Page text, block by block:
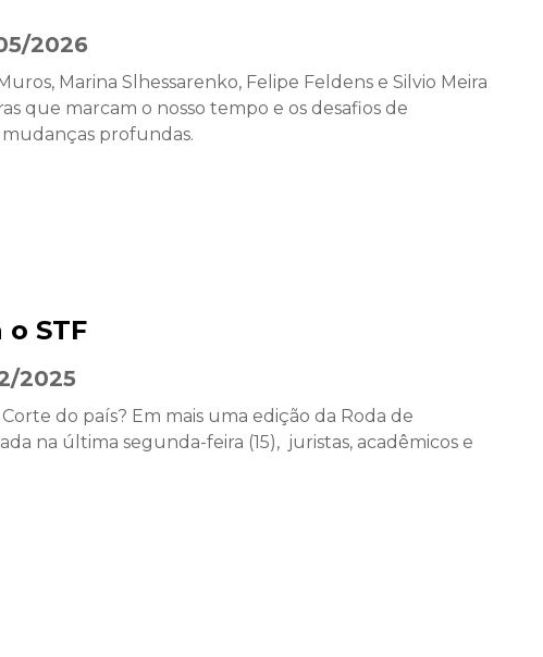
2026
Marina Slhessarenko, Felipe Feldens e Silvio Meira
que marcam o nosso tempo e os desafios de
profundas.
STF
2025
do país? Em mais uma edição da Roda de
na última segunda-feira (15), juristas, acadêmicos e